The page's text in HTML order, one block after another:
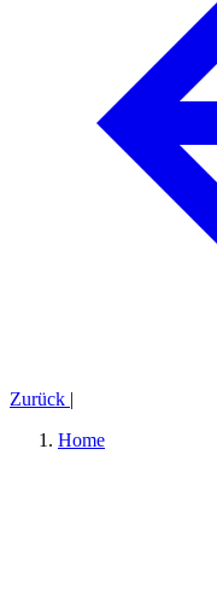
Zurück |
Home